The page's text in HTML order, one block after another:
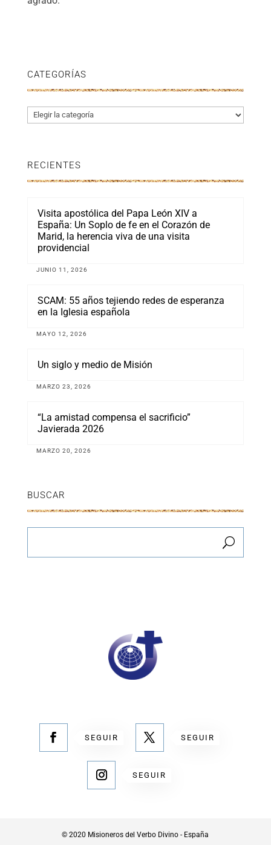
CATEGORÍAS
Categorías
RECIENTES
Visita apostólica del Papa León XIV a
España: Un Soplo de fe en el Corazón de
Marid, la herencia viva de una visita
providencial
JUNIO 11, 2026
SCAM: 55 años tejiendo redes de esperanza
en la Iglesia española
MAYO 12, 2026
Un siglo y medio de Misión
MARZO 23, 2026
“La amistad compensa el sacrificio”
Javierada 2026
MARZO 20, 2026
BUSCAR
SEGUIR SEGUIR
SEGUIR
© 2020 Misioneros del Verbo Divino - España